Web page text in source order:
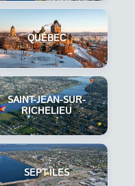
QUÉBEC
SAINT-JEAN-SUR-
RICHELIEU
SEPT-ÎLES